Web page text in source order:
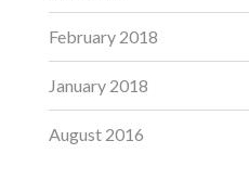
February 2018
January 2018
August 2016